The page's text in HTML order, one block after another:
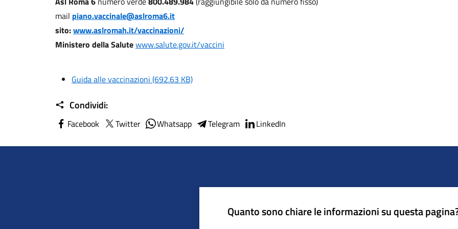
mail piano.vaccinale@aslroma6.it
sito:www.aslromah.it/vaccinazioni/
Ministero della Salutewww.salute.gov.it/vaccini
Guida alle vaccinazioni (692.63 KB)
Condividi:
Facebook Twitter Whatsapp Telegram LinkedIn
Quanto sono chiare le informazioni su questa